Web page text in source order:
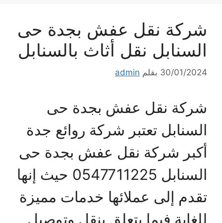
شركة نقل عفش بجدة حى
السنابل نقل أثاث بالسنابل
30/01/2024 بقلم admin
شركة نقل عفش بجدة حى
السنابل تعتبر شركة روائع جدة
أكبر شركة نقل عفش بجدة حى
السنابل 0547711225 حيث إنها
تقدم إلى عملائها خدمات مميزة
للغاية فيما يتعلق بنقل وتوصيل